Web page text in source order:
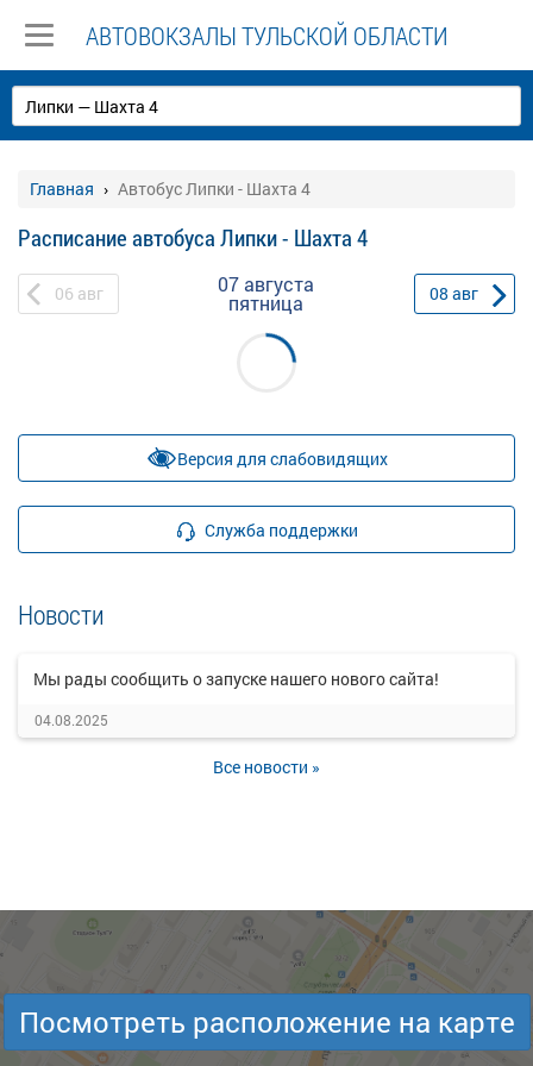
АВТОВОКЗАЛЫ ТУЛЬСКОЙ ОБЛАСТИ
Главная Автобус Липки - Шахта 4
Расписание автобуса Липки - Шахта 4
06 авг 07 августа
пятница 08 авг
Версия для слабовидящих
Служба поддержки
Новости
Мы рады сообщить о запуске нашего нового сайта!
04.08.2025
Все новости »
Посмотреть расположение на карте